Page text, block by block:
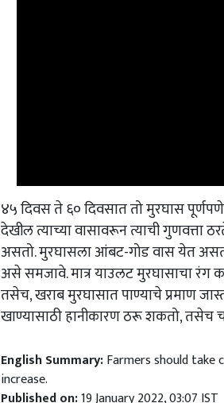
४५ दिवस ते ६० दिवसात तो मुरघास
देखील त्याच्या वासावरून त्याची गुणवत्ता
असतो. मुरघासला आंबट-गोड वास येत
असे समजावे. मात्र याउलट मुरघासाचा
तसेच, खराब मुरघासात पाण्याचे प्रमाण
खाण्यासाठी हानीकारण ठरू शकतो, तसेच
English Summary: Farmers should take
increase.
Published on:19 January 2022, 03:07 IST